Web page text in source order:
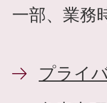
一部、業務
プライ